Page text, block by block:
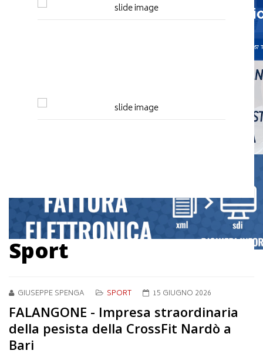
Sport
GIUSEPPE SPENGA SPORT 15 GIUGNO 2026
FALANGONE - Impresa straordinaria
della pesista della CrossFit Nardò a
Bari